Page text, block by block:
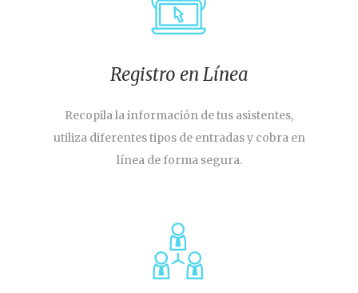
Registro en Línea
Recopila la información de tus asistentes,
utiliza diferentes tipos de entradas y cobra en
línea de forma segura.